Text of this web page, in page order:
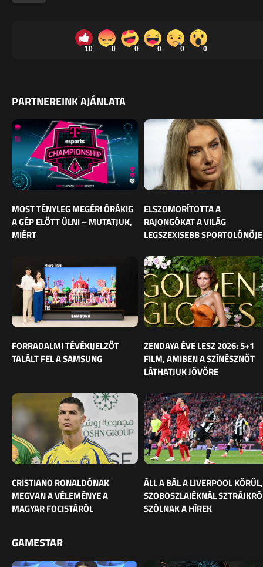
10 0 0 0 0 0
PARTNEREINK AJÁNLATA
MOST TÉNYLEG MEGÉRI ÓRÁKIG
A GÉP ELŐTT ÜLNI – MUTATJUK,
MIÉRT
ELSZOMORÍTOTTA A
RAJONGÓKAT A VILÁG
LEGSZEXISEBB SPORTOLÓNŐJE
FORRADALMI TÉVÉKIJELZŐT
TALÁLT FEL A SAMSUNG
ZENDAYA ÉVE LESZ 2026: 5+1
FILM, AMIBEN A SZÍNÉSZNŐT
LÁTHATJUK JÖVŐRE
CRISTIANO RONALDÓNAK
MEGVAN A VÉLEMÉNYE A
MAGYAR FOCISTÁRÓL
ÁLL A BÁL A LIVERPOOL KÖRÜL,
SZOBOSZLAIÉKNÁL
SZÓLNAK A HÍREK
GAMESTAR